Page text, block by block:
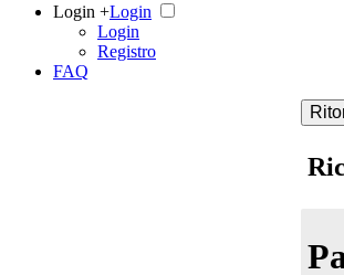
Login +Login
Login
Registro
FAQ